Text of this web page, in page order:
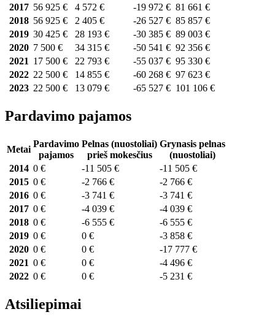
2017 56 925 € 4 572 € -19 972 € 81 661 €
2018 56 925 € 2 405 € -26 527 € 85 857 €
2019 30 425 € 28 193 € -30 385 € 89 003 €
2020 7 500 € 34 315 € -50 541 € 92 356 €
2021 17 500 € 22 793 € -55 037 € 95 330 €
2022 22 500 € 14 855 € -60 268 € 97 623 €
2023 22 500 € 13 079 € -65 527 € 101 106 €
Pardavimo pajamos
Metai
Pardavimo
pajamos
Pelnas (nuostoliai)
prieš mokesčius
Grynasis pelnas
(nuostoliai)
2014 0 € -11 505 €
-11 505 €
2015 0 € -2 766 €
-2 766 €
2016 0 € -3 741 €
-3 741 €
2017 0 € -4 039 €
-4 039 €
2018 0 € -6 555 €
-6 555 €
2019 0 € 0 €
-3 858 €
2020 0 € 0 €
-17 777 €
2021 0 € 0 €
-4 496 €
2022 0 € 0 € -5 231 €
Atsiliepimai